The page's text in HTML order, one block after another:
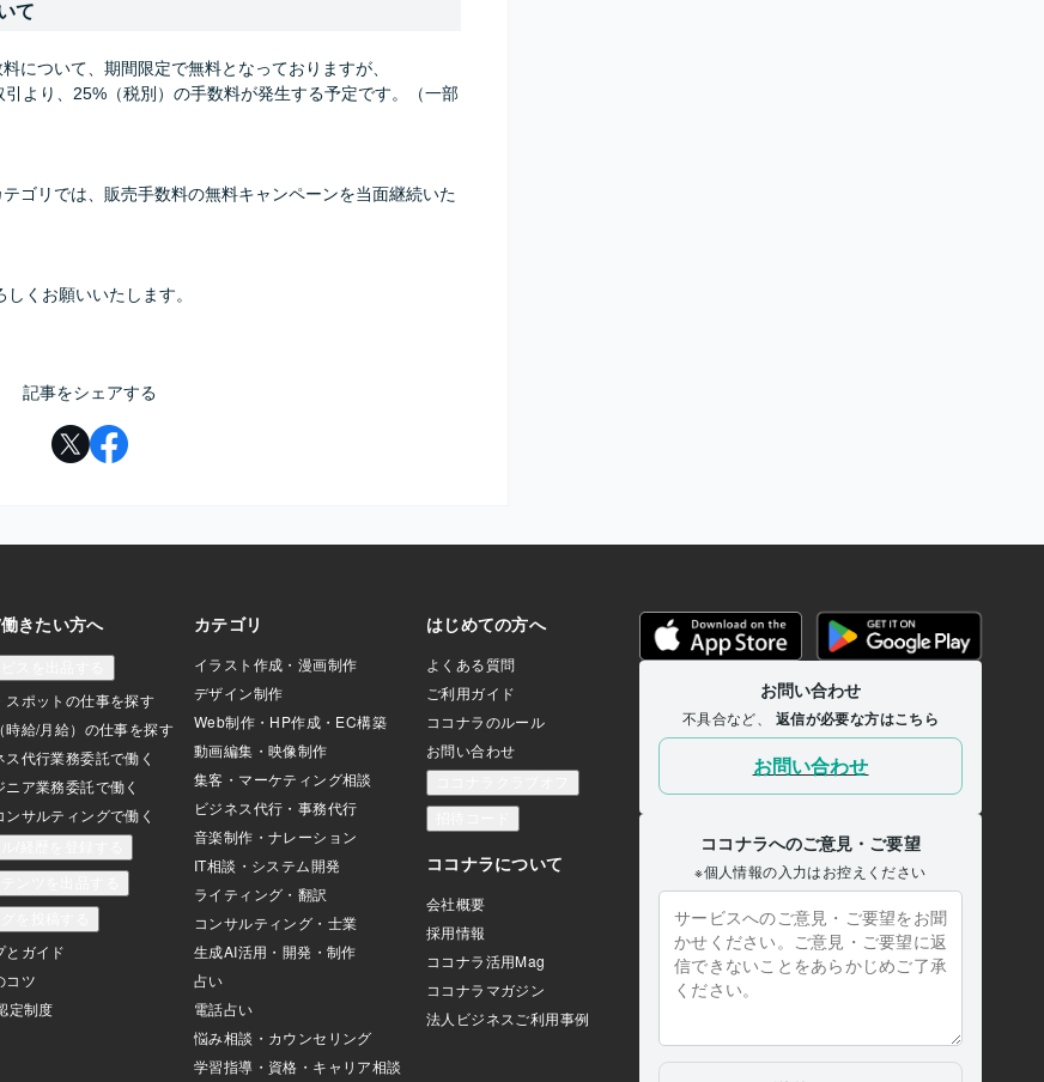
て
について、期間限定で無料となっておりますが、
より、25%（税別）の手数料が発生する予定です。（一部
ゴリでは、販売手数料の無料キャンペーンを当面継続いた
くお願いいたします。
記事をシェアする